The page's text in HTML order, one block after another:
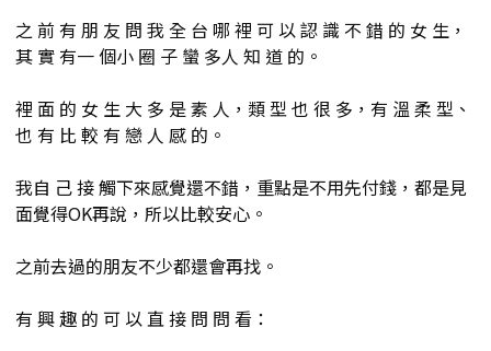
之 前 有 朋 友 問 我 全 台 哪 裡 可 以 認 識 不 錯 的 女 生，
其 實 有一 個小 圈 子 蠻 多人 知 道 的。
裡 面 的 女 生 大 多 是 素 人，類 型 也 很 多，有 溫 柔 型、
也 有 比 較 有 戀 人 感 的。
我自 己 接 觸下來感覺還不錯，重點是不用先付錢，都是見
面覺得OK再說，所以比較安心。
之前去過的朋友不少都還會再找。
有 興 趣 的 可 以 直 接 問 問 看：